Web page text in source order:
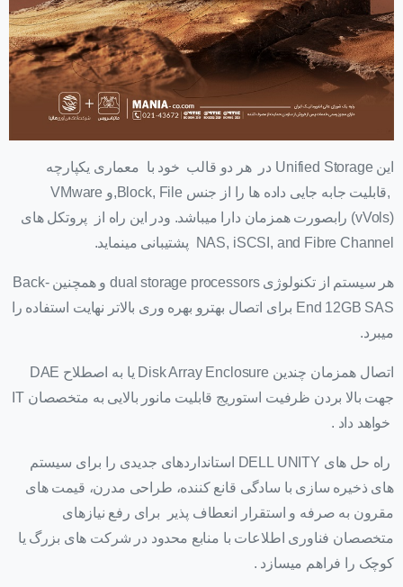
این Unified Storage در هر دو قالب خود با معماری یکپارچه
,قابلیت جابه جایی داده ها را از جنس Block, File,و VMware
(vVols) رابصورت همزمان دارا میباشد. ودر این راه از پروتکل های
NAS, iSCSI, and Fibre Channel پشتیبانی مینماید.
هر سیستم از تکنولوژی dual storage processors و همچنین Back-
End 12GB SAS برای اتصال بهترو بهره وری بالاتر نهایت استفاده را
میبرد.
اتصال همزمان چندین Disk Array Enclosure یا به اصطلاح DAE
جهت بالا بردن ظرفیت استوریج قابلیت مانور بالایی به متخصصان IT
خواهد داد .
راه حل های DELL UNITY استانداردهای جدیدی را برای سیستم
های ذخیره سازی با سادگی قانع کننده، طراحی مدرن، قیمت های
مقرون به صرفه و استقرار انعطاف پذیر برای رفع نیازهای
متخصصان فناوری اطلاعات با منابع محدود در شرکت های بزرگ یا
کوچک را فراهم میسازد .